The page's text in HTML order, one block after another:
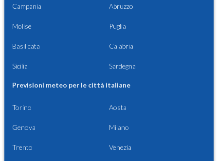
Campania Abruzzo
Molise Puglia
Basilicata Calabria
Sicilia Sardegna
Previsioni meteo per le città italiane
Torino Aosta
Genova Milano
Trento Venezia